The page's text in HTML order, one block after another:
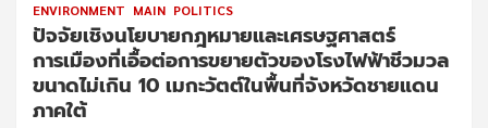
ENVIRONMENT MAIN POLITICS
ปัจจัยเชิงนโยบายกฎหมายและเศรษฐศาสตร์
การเมืองที่เอื้อต่อการขยายตัวของโรงไฟฟ้าชีวมวล
ขนาดไม่เกิน 10 เมกะวัตต์ในพื้นที่จังหวัดชายแดน
ภาคใต้